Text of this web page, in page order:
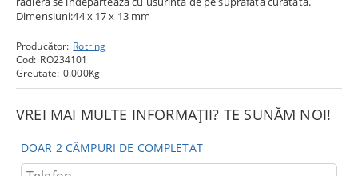
Dimensiuni:44 x 17 x 13 mm
Producător: Rotring
Cod: RO234101
Greutate: 0.000Kg
VREI MAI MULTE INFORMAȚII? TE SUNĂM NOI!
DOAR 2 CÂMPURI DE COMPLETAT